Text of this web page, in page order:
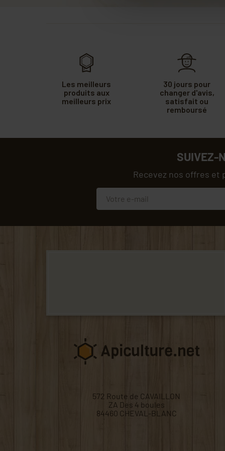
Les meilleurs
produits aux
meilleurs prix
30 jours pour
changer d'avis,
satisfait ou
remboursé
SUIVEZ-
Recevez nos offres et
572 Route de CAVAILLON
ZA Des 4 boules
84460 CHEVAL-BLANC